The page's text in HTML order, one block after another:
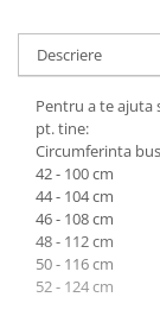
Descriere
Pentru a te ajuta
pt. tine:
Circumferinta
42 - 100 cm
44 - 104 cm
46 - 108 cm
48 - 112 cm
50 - 116 cm
52 - 124 cm